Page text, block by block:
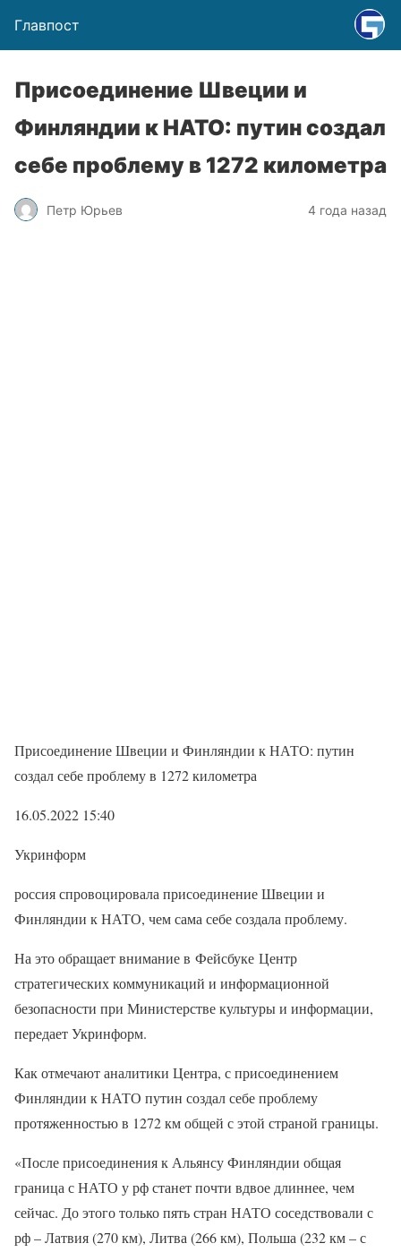
Главпост
Присоединение Швеции и
Финляндии к НАТО: путин создал
себе проблему в 1272 километра
Петр Юрьев 4 года назад
Присоединение Швеции и Финляндии к НАТО: путин
создал себе проблему в 1272 километра
16.05.2022 15:40
Укринформ
россия спровоцировала присоединение Швеции и
Финляндии к НАТО, чем сама себе создала проблему.
На это обращает внимание в Фейсбуке Центр
стратегических коммуникаций и информационной
безопасности при Министерстве культуры и информации,
передает Укринформ.
Как отмечают аналитики Центра, с присоединением
Финляндии к НАТО путин создал себе проблему
протяженностью в 1272 км общей с этой страной границы.
«После присоединения к Альянсу Финляндии общая
граница с НАТО у рф станет почти вдвое длиннее, чем
сейчас. До этого только пять стран НАТО соседствовали с
рф – Латвия (270 км), Литва (266 км), Польша (232 км – с